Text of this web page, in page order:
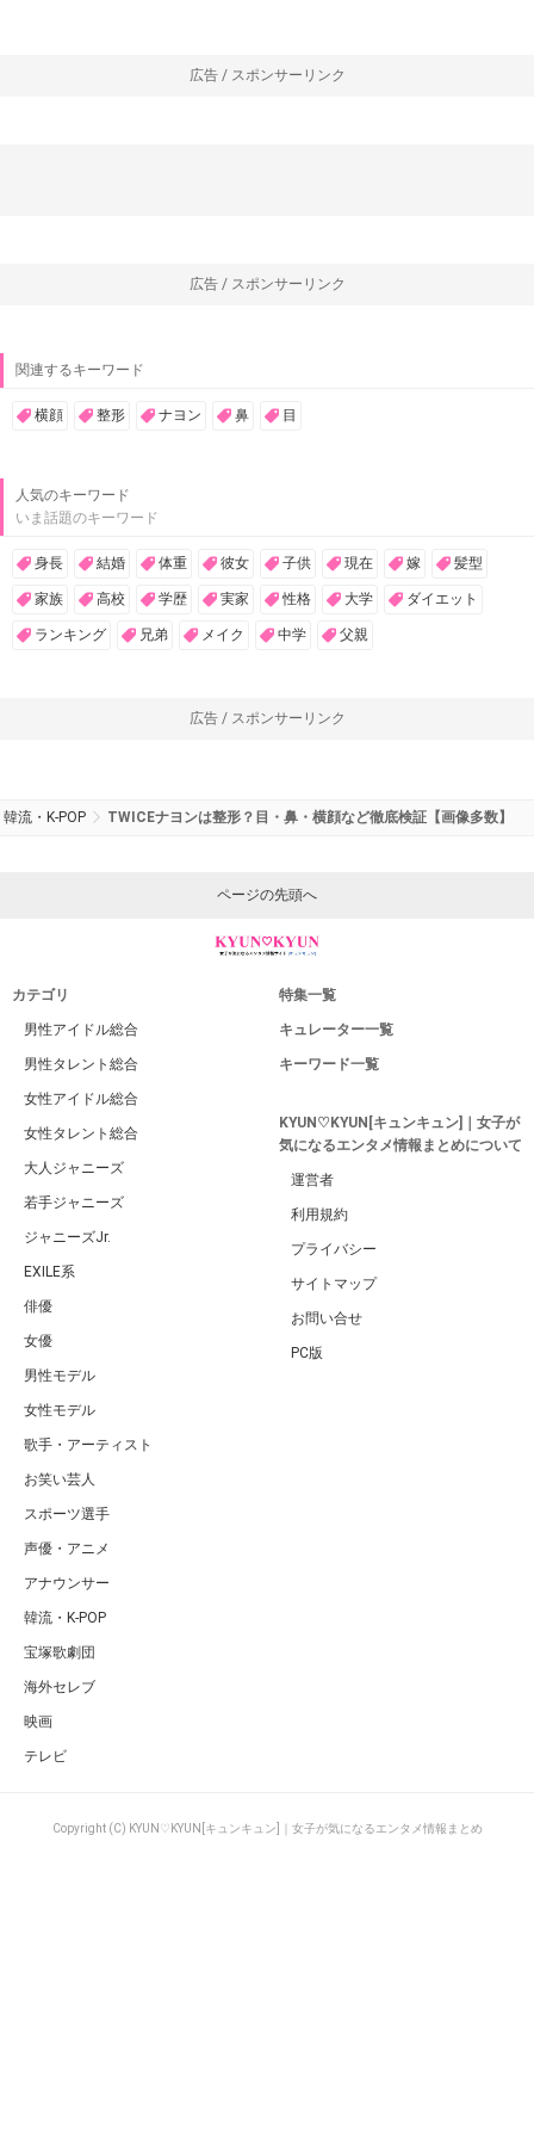
広告 / スポンサーリンク
広告 / スポンサーリンク
関連するキーワード
横顔 整形 ナヨン 鼻 目
人気のキーワード
いま話題のキーワード
身長 結婚 体重 彼女 子供 現在 嫁 髪型
家族 高校 学歴 実家 性格 大学 ダイエット
ランキング 兄弟 メイク 中学 父親
広告 / スポンサーリンク
韓流・K-POP TWICEナヨンは整形？目・鼻・横顔など徹底検証【画像多数】
ページの先頭へ
カテゴリ
男性アイドル総合
男性タレント総合
女性アイドル総合
女性タレント総合
大人ジャニーズ
若手ジャニーズ
ジャニーズJr.
EXILE系
俳優
女優
男性モデル
女性モデル
歌手・アーティスト
お笑い芸人
スポーツ選手
声優・アニメ
アナウンサー
韓流・K-POP
宝塚歌劇団
海外セレブ
映画
テレビ
特集一覧
キュレーター一覧
キーワード一覧
KYUN♡KYUN[キュンキュン]｜女子が
気になるエンタメ情報まとめについて
運営者
利用規約
プライバシー
サイトマップ
お問い合せ
PC版
Copyright (C) KYUN♡KYUN[キュンキュン]｜女子が気になるエンタメ情報まとめ